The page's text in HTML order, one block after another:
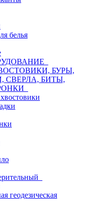
белья
БУРЫ,
СВЕРЛА, БИТЫ,
геодезическая